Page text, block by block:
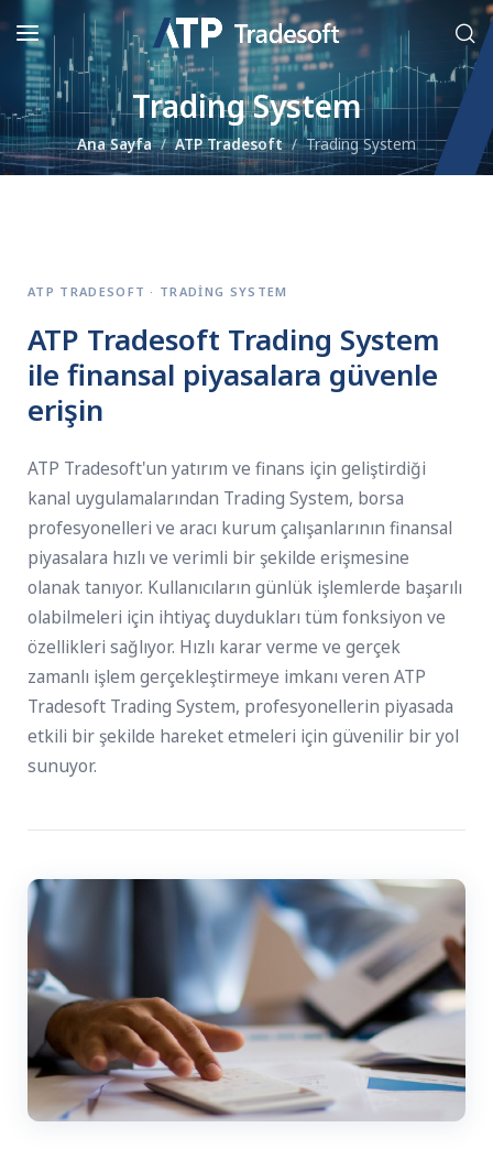
Trading System
Ana Sayfa ATP Tradesoft Trading System
ATP TRADESOFT · TRADING SYSTEM
ATP Tradesoft Trading System
ile finansal piyasalara güvenle
erişin
ATP Tradesoft'un yatırım ve finans için geliştirdiği
kanal uygulamalarından Trading System, borsa
profesyonelleri ve aracı kurum çalışanlarının finansal
piyasalara hızlı ve verimli bir şekilde erişmesine
olanak tanıyor. Kullanıcıların günlük işlemlerde başarılı
olabilmeleri için ihtiyaç duydukları tüm fonksiyon ve
özellikleri sağlıyor. Hızlı karar verme ve gerçek
zamanlı işlem gerçekleştirmeye imkanı veren ATP
Tradesoft Trading System, profesyonellerin piyasada
etkili bir şekilde hareket etmeleri için güvenilir bir yol
sunuyor.